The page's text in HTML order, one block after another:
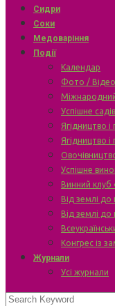
Сидри
Соки
Медоваріння
Події
Календар
Фото / Відео
Міжнародний
Успішне
Ягідництво
Ягідництво і
Успішне
Винний клуб
Від землі до
Від землі до
Конгрес із
Журнали
Усі журнали